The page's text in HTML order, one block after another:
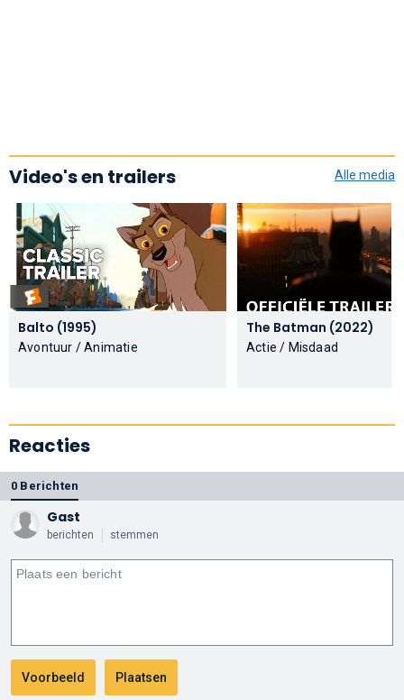
Video's en trailers Alle media
Balto (1995)
Avontuur / Animatie
The Batman (2022)
Actie / Misdaad
Reacties
0 Berichten
Gast
berichten stemmen